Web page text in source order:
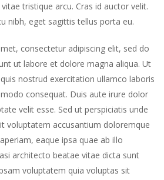
tristique arcu. Cras id auctor velit.
nibh, eget sagittis tellus porta eu.
consectetur adipiscing elit, sed do
ut labore et dolore magna aliqua. Ut
nostrud exercitation ullamco laboris
consequat. Duis aute irure dolor
velit esse. Sed ut perspiciatis unde
voluptatem accusantium doloremque
eaque ipsa quae ab illo
architecto beatae vitae dicta sunt
voluptatem quia voluptas sit